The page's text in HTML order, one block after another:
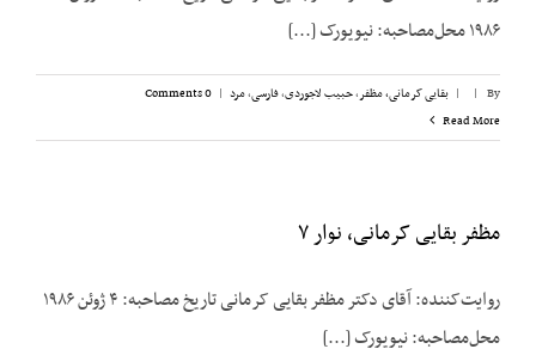
۱۹۸۶ محل‌مصاحبه: نیویورک [...]
By
|
| بقایی کرمانی، مظفر,حبیب لاجوردی,فارسی,مرد |
0 Comments
Read More
مظفر بقایی کرمانی، نوار ۷
روایت‌کننده: آقای دکتر مظفر بقایی کرمانی تاریخ مصاحبه: ۴ ژوئن ۱۹۸۶
محل‌مصاحبه: نیویورک [...]